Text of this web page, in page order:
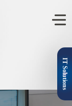
IT Solutions